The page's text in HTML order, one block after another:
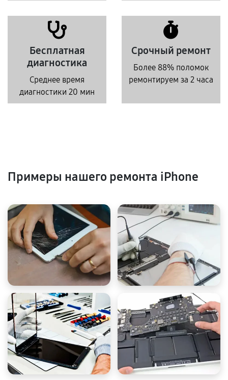
Бесплатная
диагностика
Среднее время
диагностики 20 мин
Срочный ремонт
Более 88% поломок
ремонтируем за 2 часа
Примеры нашего ремонта iPhone